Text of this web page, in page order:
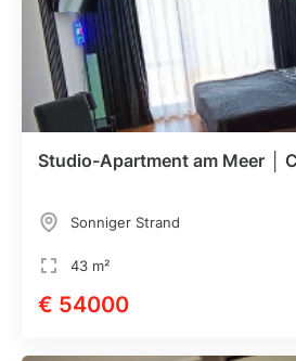
Studio-Apartment am Meer │
Sonniger Strand
43 m²
€ 54000